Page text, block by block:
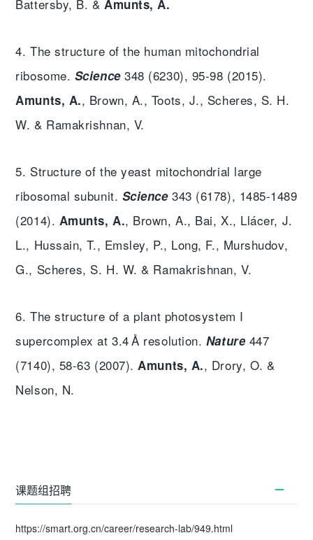
Battersby, B. &Amunts, A.
4. The structure of the human mitochondrial
ribosome. Science348 (6230), 95-98 (2015).
Amunts, A., Brown, A., Toots, J., Scheres, S. H.
W. & Ramakrishnan, V.
5. Structure of the yeast mitochondrial large
ribosomal subunit. Science343 (6178), 1485-1489
(2014). Amunts, A., Brown, A., Bai, X., Llácer, J.
L., Hussain, T., Emsley, P., Long, F., Murshudov,
G., Scheres, S. H. W. & Ramakrishnan, V.
6. The structure of a plant photosystem I
supercomplex at 3.4 Å resolution. Nature 447
(7140), 58-63 (2007).Amunts, A., Drory, O. &
Nelson, N.
课题组招聘
https://smart.org.cn/career/research-lab/949.html